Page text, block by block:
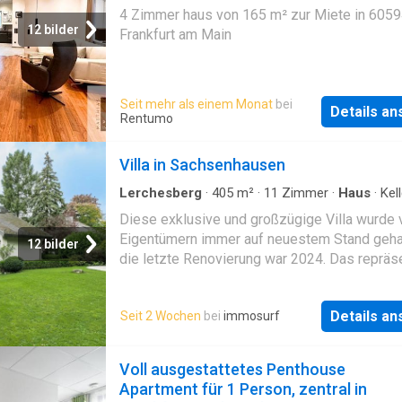
12 bilder
4 Zimmer haus von 165 m² zur Miete in
Frankfurt am Main
Seit mehr als einem Monat bei
Rentumo
Details
12 bilder
Villa in Sachsenhausen
Lerchesberg · 405 m² · 11 Zimmer · Haus ·
Diese exklusive und großzügige Villa wurde
Eigentümern immer auf neuestem Stand
die letzte Renovierung war 2024. Das
das geräumige Foyer (18,35qm)betritt man
Wohn-Essbereich mit Kaminzimmer
Ausgang auf die mediterran gestaltete
Küche (17,10qm) und dem angrenzenden
Esszimmer für die Familie (21,15qm).
Seit 2 Wochen bei immosurf Details
Voll ausgestattetes Penthouse
Apartment für 1 Person, zentral in